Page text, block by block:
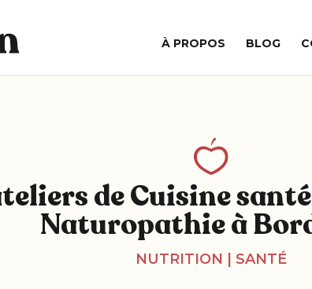
À PROPOS BLOG
de Cuisine
Naturopathie à
NUTRITION | SANTÉ